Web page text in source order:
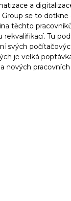
a
se to
těchto
Tu
svých
je velká
nových